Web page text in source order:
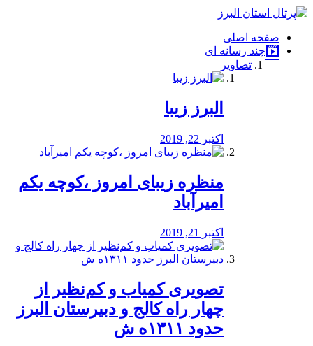
فصد
شرق
تهران
خشکشویی
صفحه اصلی
چند رسانه ای
تصاویر
البرز زیبا
اکتبر 22, 2019
منظره‌‌ زیبای امروز ،کوچه یکم
امیرآباد
اکتبر 21, 2019
️تصویری کمیاب و کم‌نظیر از
چهار راه كالج و دبيرستان البرز
حدود ۱۳۱۱ه ش